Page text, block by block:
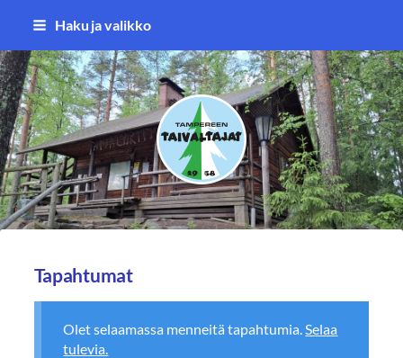
Siirry
sisältöön
Haku ja valikko
Tampereen Taivaltajat ry
Tapahtumat
Olet selaamassa menneitä tapahtumia. Selaa
tulevia.